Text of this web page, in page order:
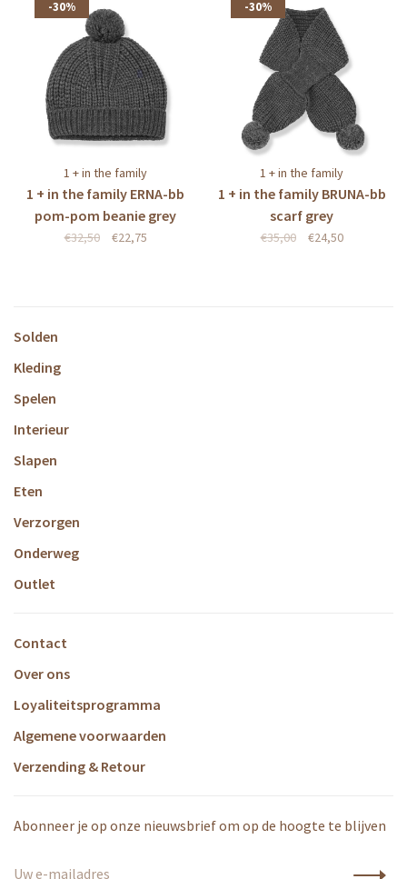
-30%
1 + in the family
1 + in the family ERNA-bb
pom-pom beanie grey
€32,50 €22,75
-30%
1 + in the family
1 + in the family BRUNA-bb
scarf grey
€35,00 €24,50
Solden
Kleding
Spelen
Interieur
Slapen
Eten
Verzorgen
Onderweg
Outlet
Contact
Over ons
Loyaliteitsprogramma
Algemene voorwaarden
Verzending & Retour
Abonneer je op onze nieuwsbrief om op de hoogte te blijven